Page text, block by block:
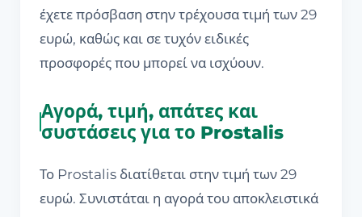
έχετε πρόσβαση στην τρέχουσα τιμή των 29
ευρώ, καθώς και σε τυχόν ειδικές
προσφορές που μπορεί να ισχύουν.
Αγορά, τιμή, απάτες και
συστάσεις για το Prostalis
Το Prostalis διατίθεται στην τιμή των 29
ευρώ. Συνιστάται η αγορά του αποκλειστικά